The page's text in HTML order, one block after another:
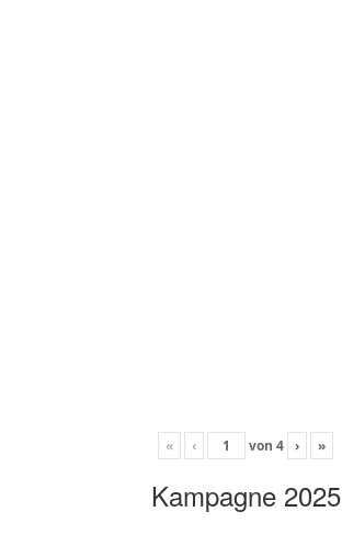
« ‹ von 4 › »
Kampagne 2025